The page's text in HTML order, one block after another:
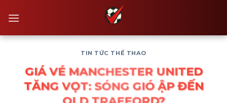
TIN TỨC THỂ THAO
GIÁ VÉ MANCHESTER UNITED
TĂNG VỌT: SÓNG GIÓ ẬP ĐẾN